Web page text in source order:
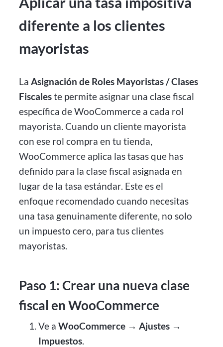
diferente a los clientes
mayoristas
LaAsignación de Roles Mayoristas / Clases
Fiscaleste permite asignar una clase fiscal
específica de WooCommerce a cada rol
mayorista. Cuando un cliente mayorista
con ese rol compra en tu tienda,
WooCommerce aplica las tasas que has
definido para la clase fiscal asignada en
lugar de la tasa estándar. Este es el
enfoque recomendado cuando necesitas
una tasa genuinamente diferente, no solo
un impuesto cero, para tus clientes
mayoristas.
Paso 1: Crear una nueva clase
fiscal en WooCommerce
Ve a WooCommerce → Ajustes →
Impuestos.